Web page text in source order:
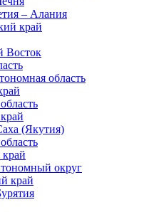
– Алания
край
Восток
область
(Якутия)
округ
край